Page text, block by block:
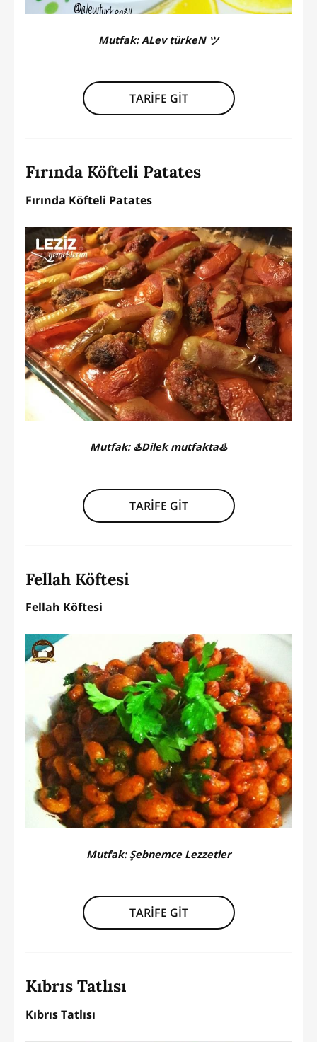
Mutfak:ALev türkeN ツ
TARİFE GİT
Fırında Köfteli Patates
Fırında Köfteli Patates
Mutfak: ♨️Dilek mutfakta♨️
TARİFE GİT
Fellah Köftesi
Fellah Köftesi
Mutfak: Şebnemce Lezzetler
TARİFE GİT
Kıbrıs Tatlısı
Kıbrıs Tatlısı